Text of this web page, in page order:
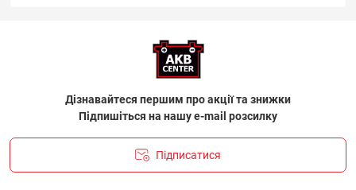
Дізнавайтеся першим про акції та знижки
Підпишіться на нашу e-mail розсилку
Підписатися